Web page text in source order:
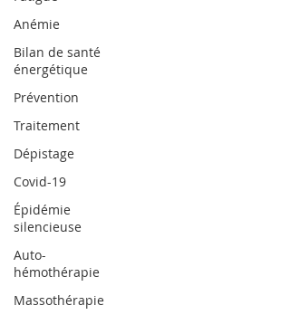
Anémie
Bilan de santé
énergétique
Prévention
Traitement
Dépistage
Covid-19
Épidémie
silencieuse
Auto-
hémothérapie
Massothérapie